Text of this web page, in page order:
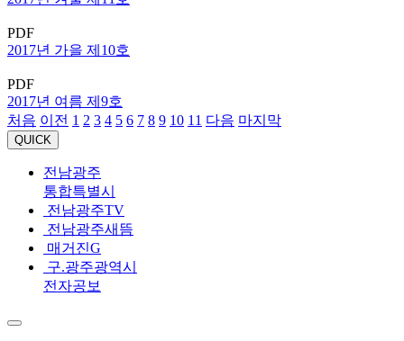
PDF
2017년 가을 제10호
PDF
2017년 여름 제9호
처음 이전 1 2 3 4 5 6 7 8 9 10 11 다음 마지막
QUICK
전남광주
통합특별시
전남광주TV
전남광주새뜸
매거진G
구.광주광역시
전자공보